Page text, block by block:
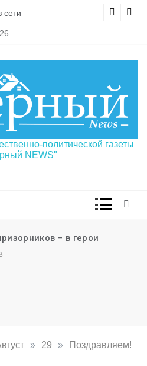
сети
политической газеты
NEWS"
– в герои
» 29 » Поздравляем!